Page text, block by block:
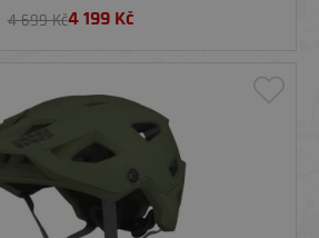
4 699 Kč4 199Kč